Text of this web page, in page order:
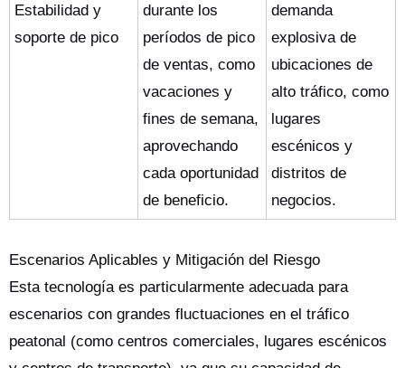
Estabilidad y
soporte de pico
durante los
períodos de pico
de ventas, como
vacaciones y
fines de semana,
aprovechando
cada oportunidad
de beneficio.
demanda
explosiva de
ubicaciones de
alto tráfico, como
lugares
escénicos y
distritos de
negocios.
Escenarios Aplicables y Mitigación del Riesgo
Esta tecnología es particularmente adecuada para
escenarios con grandes fluctuaciones en el tráfico
peatonal (como centros comerciales, lugares escénicos